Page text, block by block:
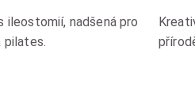
ileostomií, nadšená pro
pilates.
K